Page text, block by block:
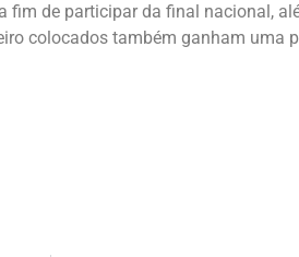
fim de participar da final nacional,
colocados também ganham uma